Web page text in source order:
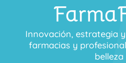
Innovación, estrategia
farmacias y
belleza